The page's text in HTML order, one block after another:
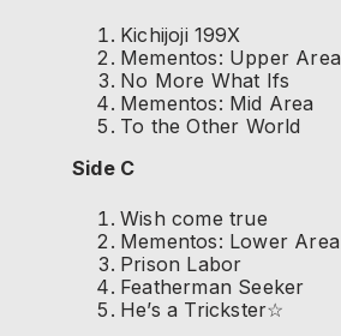
Kichijoji 199X
Mementos: Upper Area
No More What Ifs
Mementos: Mid Area
To the Other World
Side C
Wish come true
Mementos: Lower Area
Prison Labor
Featherman Seeker
He’s a Trickster☆